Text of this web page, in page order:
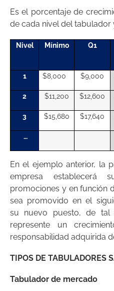
Es el porcentaje de
de cada nivel del tabulador
Nivel Mínimo Q1
1 $8,000 $9,000
2 $11,200 $12,600
3 $15,680 $17,640
…
En el ejemplo anterior, la
empresa
promociones y en función
sea promovido en el
su nuevo puesto, de tal
represente un
responsabilidad adquirida
TIPOS DE TABULADORES
Tabulador de mercado